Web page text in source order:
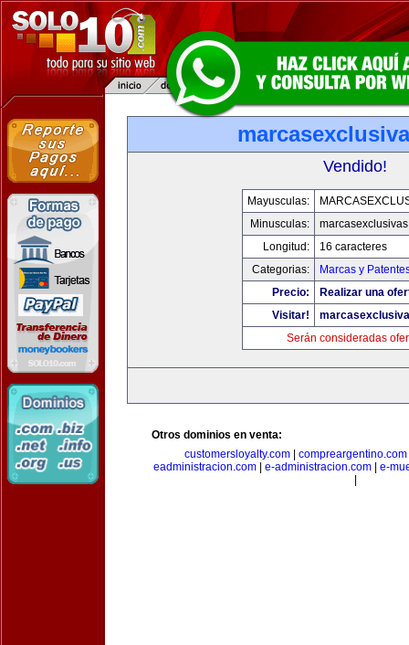
Vendido!
Mayusculas:
Minusculas:
Longitud:
16 caracteres
Categorias:
Marcas y
Precio:
Realizar una
Visitar!
Serán consideradas
Otros dominios en venta:
customersloyalty.com| compreargentino.com
eadministracion.com| e-administracion.com| e-